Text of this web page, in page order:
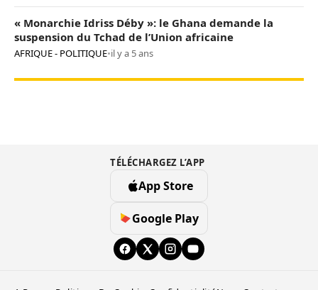
« Monarchie Idriss Déby »: le Ghana demande la
suspension du Tchad de l’Union africaine
AFRIQUE - POLITIQUE•il y a 5 ans
TÉLÉCHARGEZ L’APP
App Store
Google Play